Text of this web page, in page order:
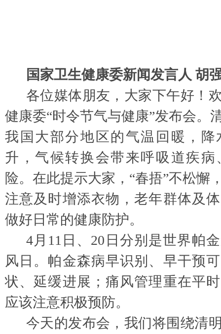
国家卫生健康委新闻发言人 胡
各位媒体朋友，大家下午好！
健康委“时令节气与健康”发布会。
我国大部分地区的气温回暖，降
升，气候转换会带来呼吸道疾病
险。在此提示大家，“春捂”不松懈
注意及时增添衣物，老年群体及
做好日常的健康防护。
4月11日、20日分别是世界帕
风日。帕金森病早识别、早干预
状、延缓进展；痛风管理重在平
应该注意积极预防。
今天的发布会，我们将围绕清